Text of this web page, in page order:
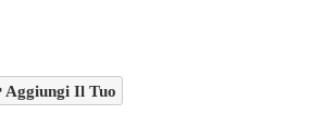
Aggiungi Il Tuo